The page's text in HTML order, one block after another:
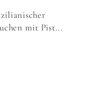
mit Pist...